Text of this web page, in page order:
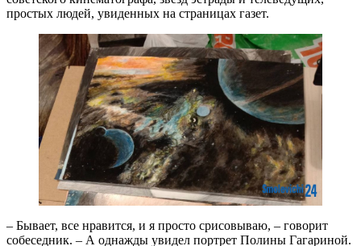
простых людей, увиденных на страницах газет.
– Бывает, все нравится, и я просто срисовываю, – говорит
собеседник. – А однажды увидел портрет Полины Гагариной.